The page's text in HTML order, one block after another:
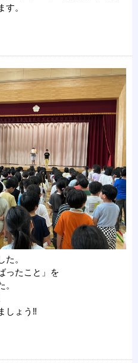
。
た。
ったこと」を
しょう‼